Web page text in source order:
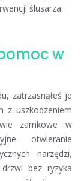
ślusarza.
w
zatrzasnąłeś je
z uszkodzeniem
zamkowe w
otwieranie
narzędzi,
bez ryzyka